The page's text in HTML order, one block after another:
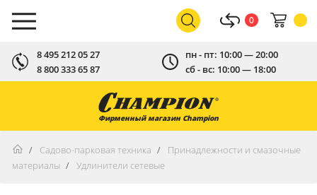
8 495 212 05 27
8 800 333 65 87
пн - пт: 10:00 — 20:00
сб - вс: 10:00 — 18:00
0
Фирменный магазин Champion
Садово-парковая техника
Принадлежности и смазочные
материалы
Удлинители сетевые